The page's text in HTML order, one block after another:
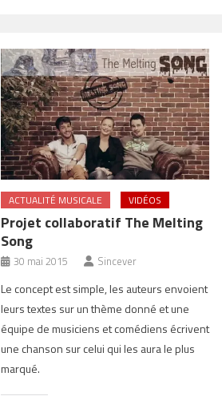
ACTUALITÉ MUSICALE VIDÉOS
Projet collaboratif The Melting
Song
30 mai 2015 Sincever
Le concept est simple, les auteurs envoient
leurs textes sur un thème donné et une
équipe de musiciens et comédiens écrivent
une chanson sur celui qui les aura le plus
marqué.